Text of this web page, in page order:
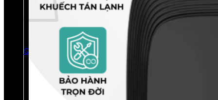
Chưa có sản phẩm trong giỏ hàng.
Quay trở lại cửa hàng